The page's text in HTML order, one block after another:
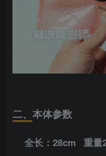
二、本体参数
全长：28cm 重量